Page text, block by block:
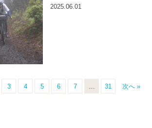
2025.06.01
3 4 5 6 7 … 31 次へ »